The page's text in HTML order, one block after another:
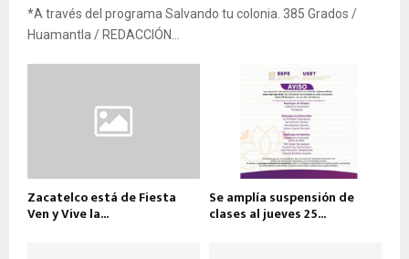
*A través del programa Salvando tu colonia. 385 Grados /
Huamantla / REDACCIÓN...
Zacatelco está de Fiesta
Ven y Vive la...
Se amplía suspensión de
clases al jueves 25...